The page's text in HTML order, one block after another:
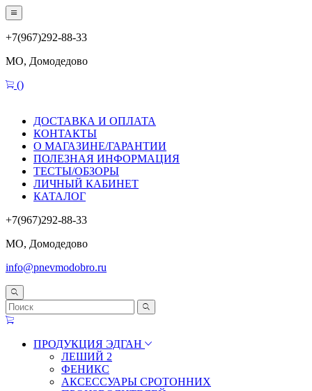
+7(967)292-88-33
МО, Домодедово
()
ДОСТАВКА И ОПЛАТА
КОНТАКТЫ
О МАГАЗИНЕ/ГАРАНТИИ
ПОЛЕЗНАЯ ИНФОРМАЦИЯ
ТЕСТЫ/ОБЗОРЫ
ЛИЧНЫЙ КАБИНЕТ
КАТАЛОГ
+7(967)292-88-33
МО, Домодедово
info@pnevmodobro.ru
ПРОДУКЦИЯ ЭДГАН
ЛЕШИЙ 2
ФЕНИКС
АКСЕССУАРЫ СРОТОННИХ